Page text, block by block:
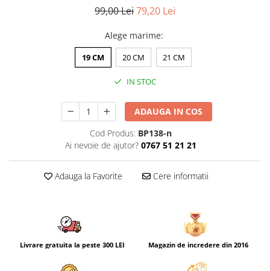
99,00 Lei79,20 Lei
Alege marime:
19 CM 20 CM 21 CM
IN STOC
ADAUGA IN COS
Cod Produs: BP138-n
Ai nevoie de ajutor? 0767 51 21 21
Adauga la Favorite Cere informatii
Livrare gratuita la peste 300 LEI Magazin de incredere din 2016